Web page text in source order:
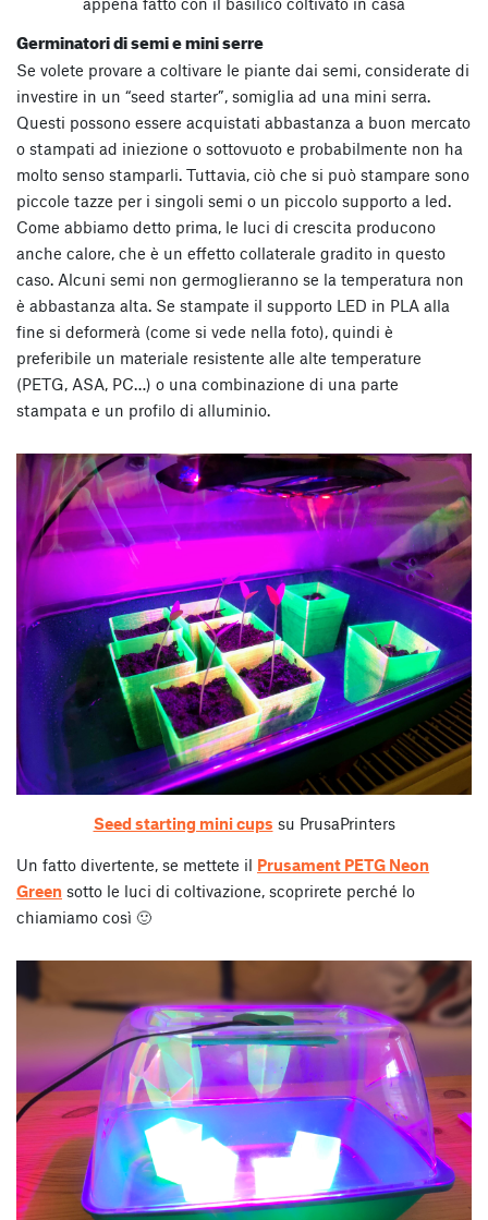
Germinatori di semi e mini serre
Se volete provare a coltivare le piante dai semi, considerate di
investire in un “seed starter”, somiglia ad una mini serra.
Questi possono essere acquistati abbastanza a buon mercato
o stampati ad iniezione o sottovuoto e probabilmente non ha
molto senso stamparli. Tuttavia, ciò che si può stampare sono
piccole tazze per i singoli semi o un piccolo supporto a led.
Come abbiamo detto prima, le luci di crescita producono
anche calore, che è un effetto collaterale gradito in questo
caso. Alcuni semi non germoglieranno se la temperatura non
è abbastanza alta. Se stampate il supporto LED in PLA alla
fine si deformerà (come si vede nella foto), quindi è
preferibile un materiale resistente alle alte temperature
(PETG, ASA, PC…) o una combinazione di una parte
stampata e un profilo di alluminio.
Seed starting mini cups su PrusaPrinters
Un fatto divertente, se mettete il Prusament PETG Neon
Green sotto le luci di coltivazione, scoprirete perché lo
chiamiamo così 🙂